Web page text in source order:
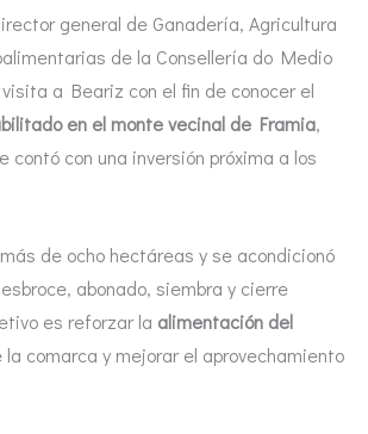
general de Ganadería, Agricultura
de la Consellería do Medio
a Beariz con el fin de conocer el
en el monte vecinal de Framia,
contó con una inversión próxima a los
de ocho hectáreas y se acondicionó
abonado, siembra y cierre
es reforzar la alimentación del
comarca y mejorar el aprovechamiento